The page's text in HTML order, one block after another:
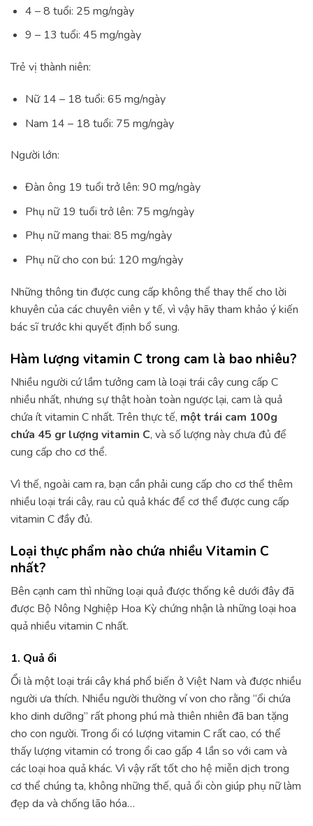
4 – 8 tuổi: 25 mg/ngày
9 – 13 tuổi: 45 mg/ngày
Trẻ vị thành niên:
Nữ 14 – 18 tuổi: 65 mg/ngày
Nam 14 – 18 tuổi: 75 mg/ngày
Người lớn:
Đàn ông 19 tuổi trở lên: 90 mg/ngày
Phụ nữ 19 tuổi trở lên: 75 mg/ngày
Phụ nữ mang thai: 85 mg/ngày
Phụ nữ cho con bú: 120 mg/ngày
Những thông tin được cung cấp không thể thay thế cho lời
khuyên của các chuyên viên y tế, vì vậy hãy tham khảo ý kiến
bác sĩ trước khi quyết định bổ sung.
Hàm lượng vitamin C trong cam là bao nhiêu?
Nhiều người cứ lầm tưởng cam là loại trái cây cung cấp C
nhiều nhất, nhưng sự thật hoàn toàn ngược lại, cam là quả
chứa ít vitamin C nhất. Trên thực tế, một trái cam 100g
chứa 45 gr lượng vitamin C, và số lượng này chưa đủ để
cung cấp cho cơ thể.
Vì thế, ngoài cam ra, bạn cần phải cung cấp cho cơ thể thêm
nhiều loại trái cây, rau củ quả khác để cơ thể được cung cấp
vitamin C đầy đủ.
Loại thực phẩm nào chứa nhiều Vitamin C
nhất?
Bên cạnh cam thì những loại quả được thống kê dưới đây đã
được Bộ Nông Nghiệp Hoa Kỳ chứng nhận là những loại hoa
quả nhiều vitamin C nhất.
1. Quả ổi
Ổi là một loại trái cây khá phổ biến ở Việt Nam và được nhiều
người ưa thích. Nhiều người thường ví von cho rằng “ổi chứa
kho dinh dưỡng” rất phong phú mà thiên nhiên đã ban tặng
cho con người. Trong ổi có lượng vitamin C rất cao, có thể
thấy lượng vitamin có trong ổi cao gấp 4 lần so với cam và
các loại hoa quả khác. Vì vậy rất tốt cho hệ miễn dịch trong
cơ thể chúng ta, không những thế, quả ổi còn giúp phụ nữ làm
đẹp da và chống lão hóa…